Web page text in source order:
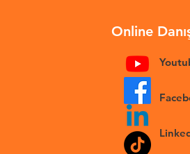
Online